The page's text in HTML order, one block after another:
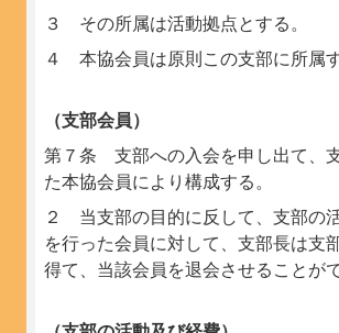
３ その所属は活動拠点とする。
４ 本協会員は原則この支部に所属す
（支部会員）
第７条 支部への入会を申し出て、
た本協会員により構成する。
２ 当支部の目的に反して、支部の
を行った会員に対して、支部長は支
得て、当該会員を退会させることがで